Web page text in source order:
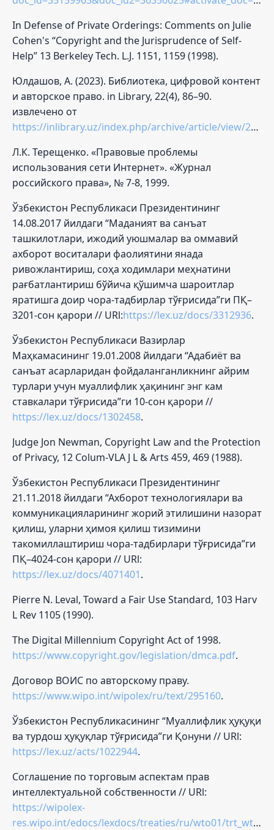
In Defense of Private Orderings: Comments on Julie
Cohen's “Copyright and the Jurisprudence of Self-
Help” 13 Berkeley Tech. L.J. 1151, 1159 (1998).
Юлдашов, А. (2023). Библиотека, цифровой контент
и авторское право. in Library, 22(4), 86–90.
извлечено от
https://inlibrary.uz/index.php/archive/article/view/23421
Л.К. Терещенко. «Правовые проблемы
использования сети Интернет». «Журнал
российского права», № 7-8, 1999.
Ўзбекистон Республикаси Президентининг
14.08.2017 йилдаги “Маданият ва санъат
ташкилотлари, ижодий уюшмалар ва оммавий
ахборот воситалари фаолиятини янада
ривожлантириш, соҳа ходимлари меҳнатини
рағбатлантириш бўйича қўшимча шароитлар
яратишга доир чора-тадбирлар тўғрисида”ги ПҚ–
3201-сон қарори // URl:https://lex.uz/docs/3312936.
Ўзбекистон Республикаси Вазирлар
Маҳкамасининг 19.01.2008 йилдаги “Адабиёт ва
санъат асарларидан фойдаланганликнинг айрим
турлари учун муаллифлик ҳақининг энг кам
ставкалари тўғрисида”ги 10-сон қарори //
https://lex.uz/docs/1302458.
Judge Jon Newman, Copyright Law and the Protection
of Privacy, 12 Colum-VLA J L & Arts 459, 469 (1988).
Ўзбекистон Республикаси Президентининг
21.11.2018 йилдаги “Ахборот технологиялари ва
коммуникацияларининг жорий этилишини назорат
қилиш, уларни ҳимоя қилиш тизимини
такомиллаштириш чора-тадбирлари тўғрисида”ги
ПҚ–4024-сон қарори // URl:
https://lex.uz/docs/4071401.
Pierre N. Leval, Toward a Fair Use Standard, 103 Harv
L Rev 1105 (1990).
The Digital Millennium Copyright Act of 1998.
https://www.copyright.gov/legislation/dmca.pdf.
Договор ВОИС по авторскому праву.
https://www.wipo.int/wipolex/ru/text/295160.
Ўзбекистон Республикасининг “Муаллифлик ҳуқуқи
ва турдош ҳуқуқлар тўғрисида”ги Қонуни // URl:
https://lex.uz/acts/1022944.
Соглашение по торговым аспектам прав
интеллектуальной собственности // URl:
https://wipolex-
res.wipo.int/edocs/lexdocs/treaties/ru/wto01/trt_wto01_001ru.pdf